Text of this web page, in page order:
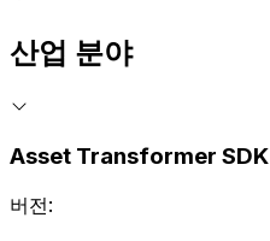
산업 분야
Asset Transformer SDK
버전: